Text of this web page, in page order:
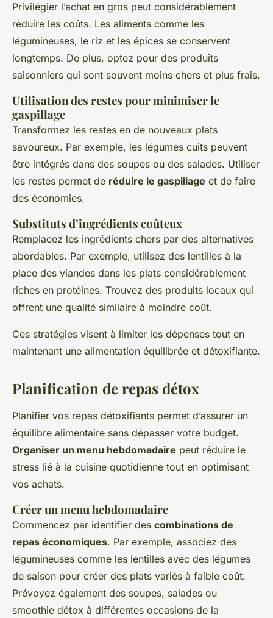
Privilégier l’achat en gros peut considérablement
réduire les coûts. Les aliments comme les
légumineuses, le riz et les épices se conservent
longtemps. De plus, optez pour des produits
saisonniers qui sont souvent moins chers et plus frais.
Utilisation des restes pour minimiser le
gaspillage
Transformez les restes en de nouveaux plats
savoureux. Par exemple, les légumes cuits peuvent
être intégrés dans des soupes ou des salades. Utiliser
les restes permet de réduire le gaspillage et de faire
des économies.
Substituts d’ingrédients coûteux
Remplacez les ingrédients chers par des alternatives
abordables. Par exemple, utilisez des lentilles à la
place des viandes dans les plats considérablement
riches en protéines. Trouvez des produits locaux qui
offrent une qualité similaire à moindre coût.
Ces stratégies visent à limiter les dépenses tout en
maintenant une alimentation équilibrée et détoxifiante.
Planification de repas détox
Planifier vos repas détoxifiants permet d’assurer un
équilibre alimentaire sans dépasser votre budget.
Organiser un menu hebdomadaire peut réduire le
stress lié à la cuisine quotidienne tout en optimisant
vos achats.
Créer un menu hebdomadaire
Commencez par identifier des combinations de
repas économiques. Par exemple, associez des
légumineuses comme les lentilles avec des légumes
de saison pour créer des plats variés à faible coût.
Prévoyez également des soupes, salades ou
smoothie détox à différentes occasions de la